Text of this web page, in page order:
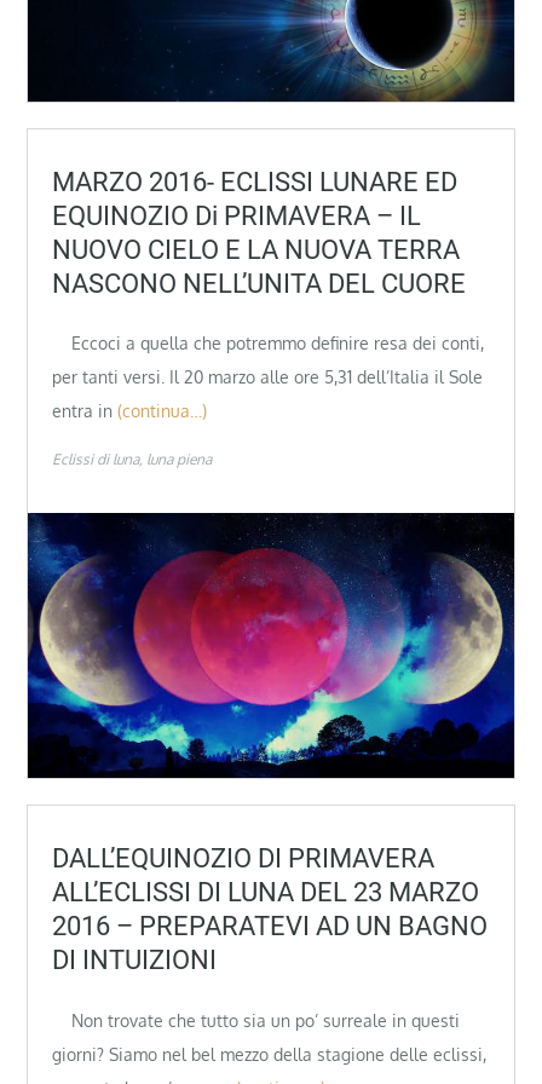
MARZO 2016- ECLISSI LUNARE ED
EQUINOZIO Di PRIMAVERA – IL
NUOVO CIELO E LA NUOVA TERRA
NASCONO NELL’UNITA DEL CUORE
Eccoci a quella che potremmo definire resa dei conti,
per tanti versi. Il 20 marzo alle ore 5,31 dell’Italia il Sole
entra in (continua…)
Eclissi di luna luna piena
DALL’EQUINOZIO DI PRIMAVERA
ALL’ECLISSI DI LUNA DEL 23 MARZO
2016 – PREPARATEVI AD UN BAGNO
DI INTUIZIONI
Non trovate che tutto sia un po’ surreale in questi
giorni? Siamo nel bel mezzo della stagione delle eclissi,